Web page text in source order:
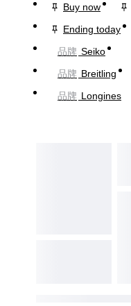
Buy now
Ending today
品牌 Seiko
品牌 Breitling
品牌 Longines